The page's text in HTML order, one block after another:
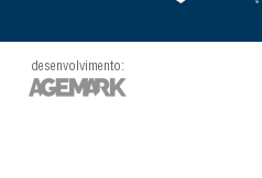
desenvolvimento: